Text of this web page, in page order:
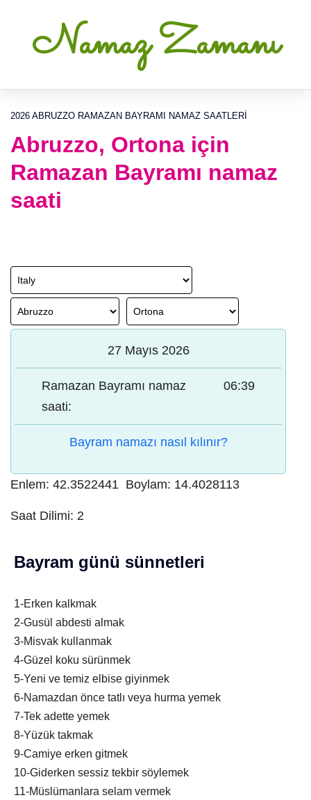
Namaz Zamanı
2026 ABRUZZO RAMAZAN BAYRAMI NAMAZ SAATLERI
Abruzzo, Ortona için
Ramazan Bayramı namaz
saati
27 Mayıs 2026
Ramazan Bayramı namaz
saati:
06:39
Bayram namazı nasıl kılınır?
Enlem: 42.3522441 Boylam: 14.4028113
Saat Dilimi: 2
Bayram günü sünnetleri
1-Erken kalkmak
2-Gusül abdesti almak
3-Misvak kullanmak
4-Güzel koku sürünmek
5-Yeni ve temiz elbise giyinmek
6-Namazdan önce tatlı veya hurma yemek
7-Tek adette yemek
8-Yüzük takmak
9-Camiye erken gitmek
10-Giderken sessiz tekbir söylemek
11-Müslümanlara selam vermek